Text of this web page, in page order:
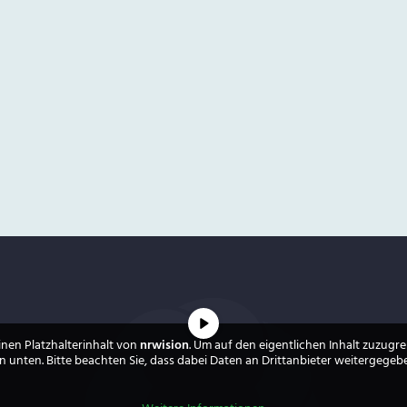
Platzhalterinhalt vonnrwision. Um auf den eigentlichen Inhalt
unten. Bitte beachten Sie, dass dabei Daten an Drittanbieter